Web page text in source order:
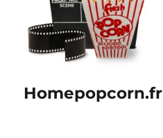
Homepopcorn.fr